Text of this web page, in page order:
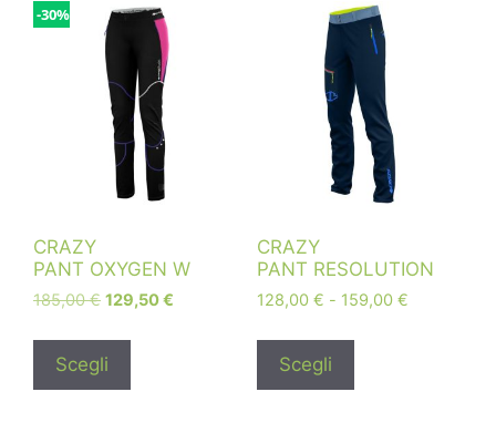
-30%
CRAZY
PANT OXYGEN W
185,00€ 129,50€
Scegli
CRAZY
PANT RESOLUTION
128,00 € - 159,00 €
Scegli